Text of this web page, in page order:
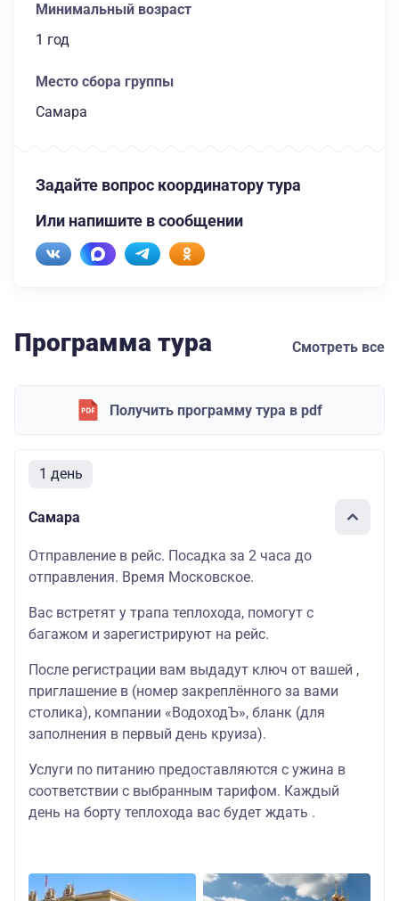
Минимальный возраст
1 год
Место сбора группы
Самара
Задайте вопрос координатору тура
Или напишите в сообщении
Программа тура Смотреть все
Получить программу тура в pdf
1 день
Самара
Отправление в рейс. Посадка за 2 часа до
отправления. Время Московское.
Вас встретят у трапа теплохода, помогут с
багажом и зарегистрируют на рейс.
После регистрации вам выдадут ключ от вашей ,
приглашение в (номер закреплённого за вами
столика), компании «ВодоходЪ», бланк (для
заполнения в первый день круиза).
Услуги по питанию предоставляются с ужина в
соответствии с выбранным тарифом. Каждый
день на борту теплохода вас будет ждать .